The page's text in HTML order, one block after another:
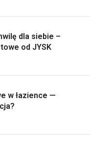
dla siebie –
od JYSK
w łazience —